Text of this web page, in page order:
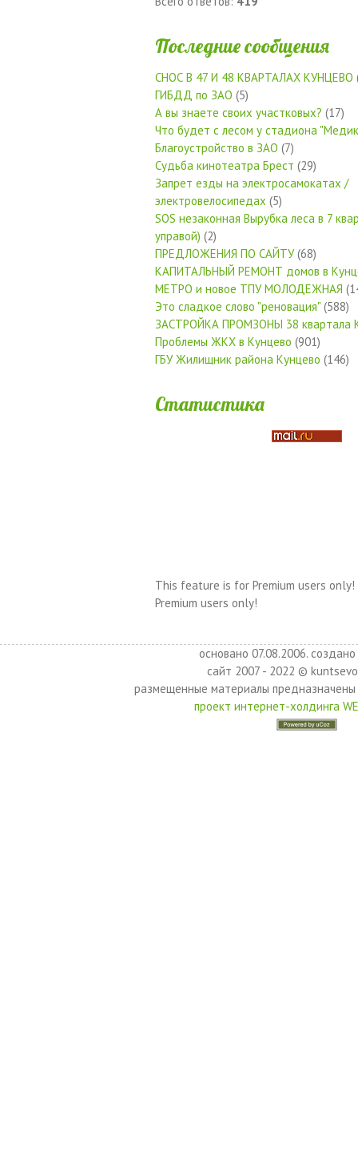
Последние сообщения
СНОС В 47 И 48 КВАРТАЛАХ КУНЦЕВО
ГИБДД по ЗАО (5)
А вы знаете своих участковых? (17)
Что будет с лесом у стадиона
Благоустройство в ЗАО (7)
Судьба кинотеатра Брест (29)
Запрет езды на электросамокатах /
электровелосипедах (5)
SOS незаконная Вырубка леса в 7
управой) (2)
ПРЕДЛОЖЕНИЯ ПО САЙТУ(68)
КАПИТАЛЬНЫЙ РЕМОНТ домов в
МЕТРО и новое ТПУ МОЛОДЕЖНАЯ
Это сладкое слово "реновация" (588)
ЗАСТРОЙКА ПРОМЗОНЫ 38 квартала
Проблемы ЖКХ в Кунцево (901)
ГБУ Жилищник района Кунцево (146)
Статистика
This feature is for Premium users only!
Premium users only!
основано 07.08.2006.
сайт 2007 - 2022 ©
размещенные материалы
проект интернет-холдинга